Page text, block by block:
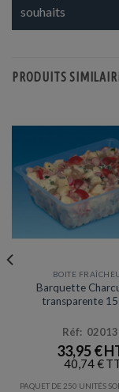
souhaits
PRODUITS
BOITE
Barquette
transparente
Réf: 02013
33,95€
40,74€
PAQUET DE 250 UNITÉS